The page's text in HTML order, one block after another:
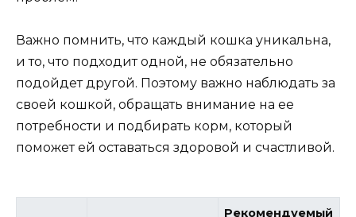
Важно помнить, что каждый кошка уникальна,
и то, что подходит одной, не обязательно
подойдет другой. Поэтому важно наблюдать за
своей кошкой, обращать внимание на ее
потребности и подбирать корм, который
поможет ей оставаться здоровой и счастливой.
Рекомендуемый